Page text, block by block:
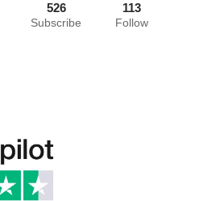
526
Subscribe
113
Follow